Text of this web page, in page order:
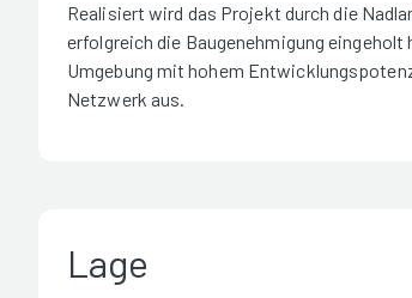
Realisiert wird das Projekt durch die
erfolgreich die Baugenehmigung
Umgebung mit hohem
Netzwerk aus.
Lage